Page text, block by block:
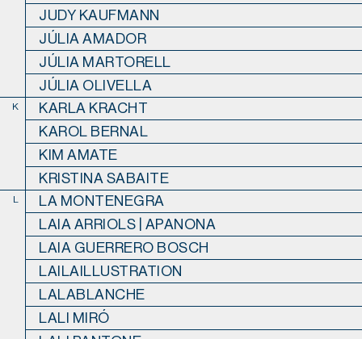
JUDY KAUFMANN
JÚLIA AMADOR
JÚLIA MARTORELL
JÚLIA OLIVELLA
K
KARLA KRACHT
KAROL BERNAL
KIM AMATE
KRISTINA SABAITE
L
LA MONTENEGRA
LAIA ARRIOLS | APANONA
LAIA GUERRERO BOSCH
LAILAILLUSTRATION
LALABLANCHE
LALI MIRÓ